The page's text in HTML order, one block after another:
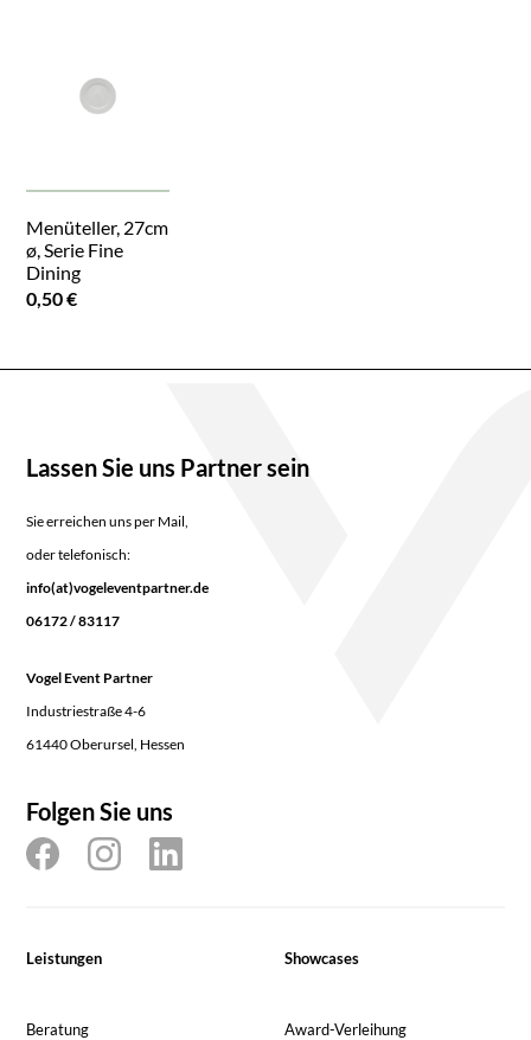
Menüteller, 27cm
ø, Serie Fine
Dining
0,50 €
Lassen Sie uns Partner sein
Sie erreichen uns per Mail,
oder telefonisch:
info(at)vogeleventpartner.de
06172 / 83117
Vogel Event Partner
Industriestraße 4-6
61440 Oberursel, Hessen
Folgen Sie uns
Leistungen
Beratung
Showcases
Award-Verleihung